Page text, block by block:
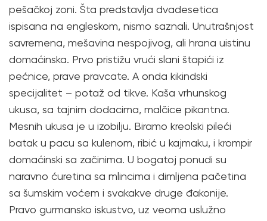
pešačkoj zoni. Šta predstavlja dvadesetica
ispisana na engleskom, nismo saznali. Unutrašnjost
savremena, mešavina nespojivog, ali hrana uistinu
domaćinska. Prvo pristižu vrući slani štapići iz
pećnice, prave pravcate. A onda kikindski
specijalitet – potaž od tikve. Kaša vrhunskog
ukusa, sa tajnim dodacima, malčice pikantna.
Mesnih ukusa je u izobilju. Biramo kreolski pileći
batak u pacu sa kulenom, ribić u kajmaku, i krompir
domaćinski sa začinima. U bogatoj ponudi su
naravno ćuretina sa mlincima i dimljena pačetina
sa šumskim voćem i svakakve druge đakonije.
Pravo gurmansko iskustvo, uz veoma uslužno